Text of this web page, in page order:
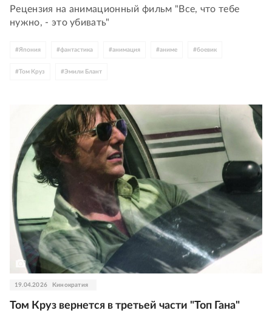
Рецензия на анимационный фильм "Все, что тебе
нужно, - это убивать"
#Япония #фантастика #анимация #аниме #боевик
#Том Круз #Эмили Блант
19.04.2026 Кинократия
Том Круз вернется в третьей части "Топ Гана"